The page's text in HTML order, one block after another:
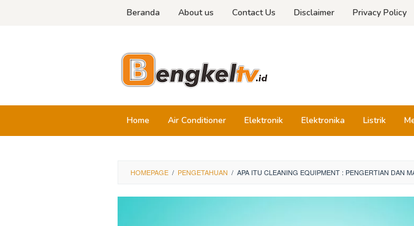
Beranda About us Contact Us Disclaimer Privacy Policy
Home Air Conditioner Elektronik Elektronika Listrik
HOMEPAGE / PENGETAHUAN / APA ITU CLEANING EQUIPMENT : PENGERTIAN DAN